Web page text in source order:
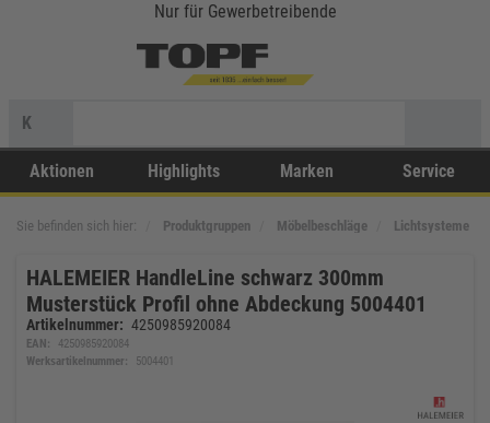
Nur für Gewerbetreibende
K
Aktionen Highlights Marken Service
Sie befinden sich hier: Produktgruppen Möbelbeschläge Lichtsysteme
HALEMEIER HandleLine schwarz 300mm
Musterstück Profil ohne Abdeckung 5004401
Artikelnummer: 4250985920084
EAN:
4250985920084
Werksartikelnummer:
5004401